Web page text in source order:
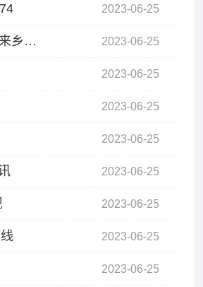
2023-06-25
今日视点：一张蓝图绘到底——习近平总书记擘画浙江“千万工程”带来乡村巨变 2023-06-25
2023-06-25
2023-06-25
2023-06-25
2023-06-25
2023-06-25
2023-06-25
2023-06-25